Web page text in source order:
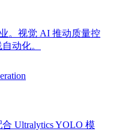
。视觉 AI 推动质量控
动化。
Ultralytics YOLO 模